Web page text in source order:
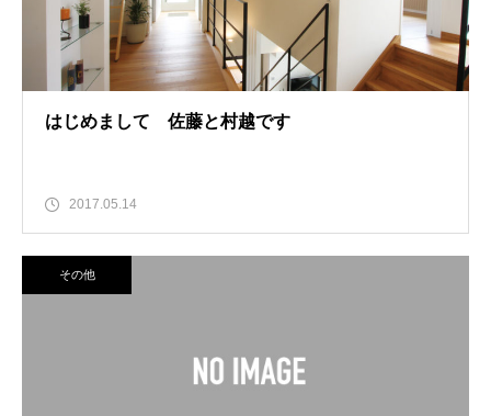
はじめまして 佐藤と村越です
2017.05.14
その他